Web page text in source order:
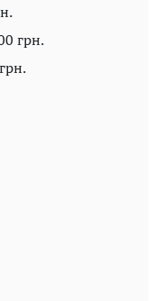
грн.